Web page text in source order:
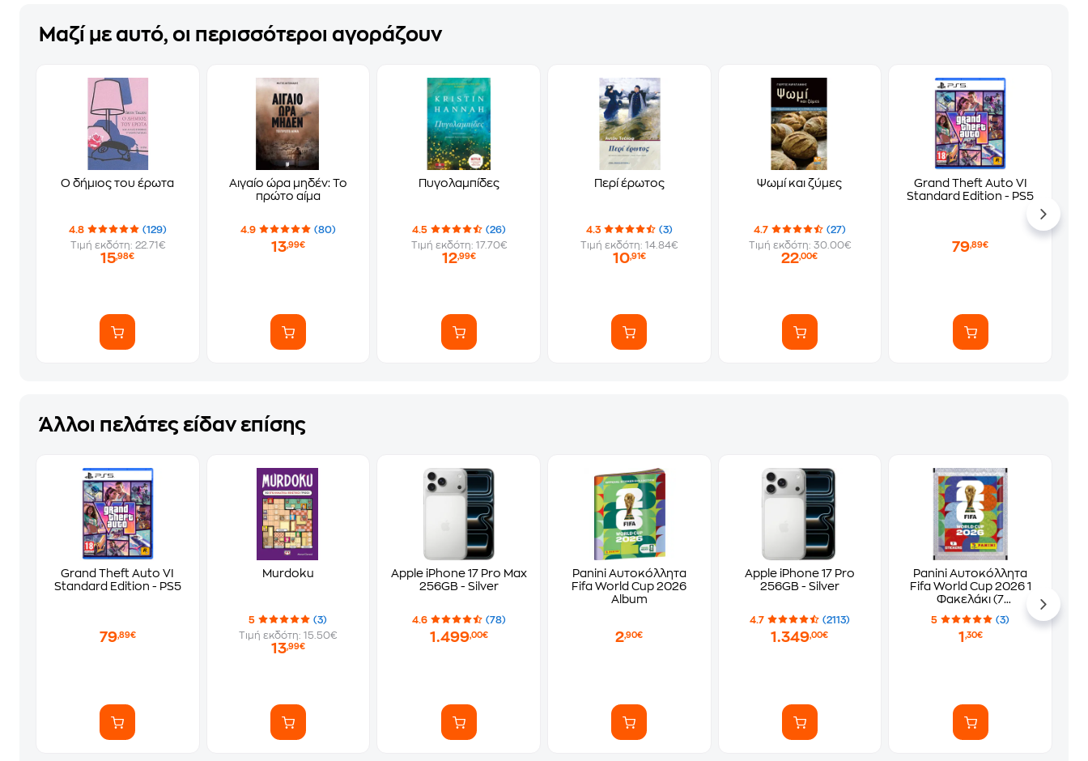
Μαζί με αυτό, οι περισσότεροι αγοράζουν
Ο δήμιος του έρωτα
4.8
(129)
Τιμή εκδότη: 22.71€
15,98€
Αιγαίο ώρα μηδέν: Το
πρώτο αίμα
4.9 (80)
13,99€
Πυγολαμπίδες
4.5
(26)
Τιμή εκδότη: 17.70€
12,99€
Περί έρωτος
4.3
(3)
Τιμή εκδότη: 14.84€
10,91€
Ψωμί και ζύμες
4.7
(27)
Τιμή εκδότη: 30.00€
22,00€
Grand Theft Auto VI
Standard Edition - PS5
79,89€
Άλλοι πελάτες είδαν επίσης
Grand Theft Auto VI
Standard Edition - PS5
79,89€
Murdoku
5
(3)
Τιμή εκδότη: 15.50€
13,99€
Apple iPhone 17 Pro Max
256GB - Silver
4.6 (78)
1.499,00€
Panini Αυτοκόλλητα
Fifa World Cup 2026
Album
2,90€
Apple iPhone 17 Pro
256GB - Silver
4.7 (2113)
1.349,00€
Panini Αυτοκόλλητα
Fifa World Cup 2026 1
Φακελάκι (7
Αυτοκόλλητα)
5 (3)
1 ,30€